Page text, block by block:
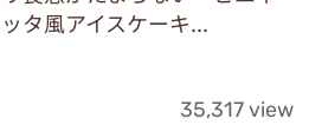
ッタ風アイスケーキ...
35,317 view